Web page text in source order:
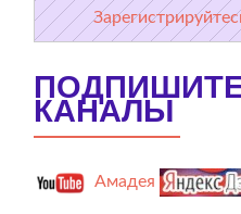
КАНАЛЫ
Амадея